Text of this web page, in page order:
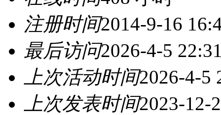
注册时间2014-9-16
最后访问2026-4-5
上次活动时间2026-4-5
上次发表时间2023-12-